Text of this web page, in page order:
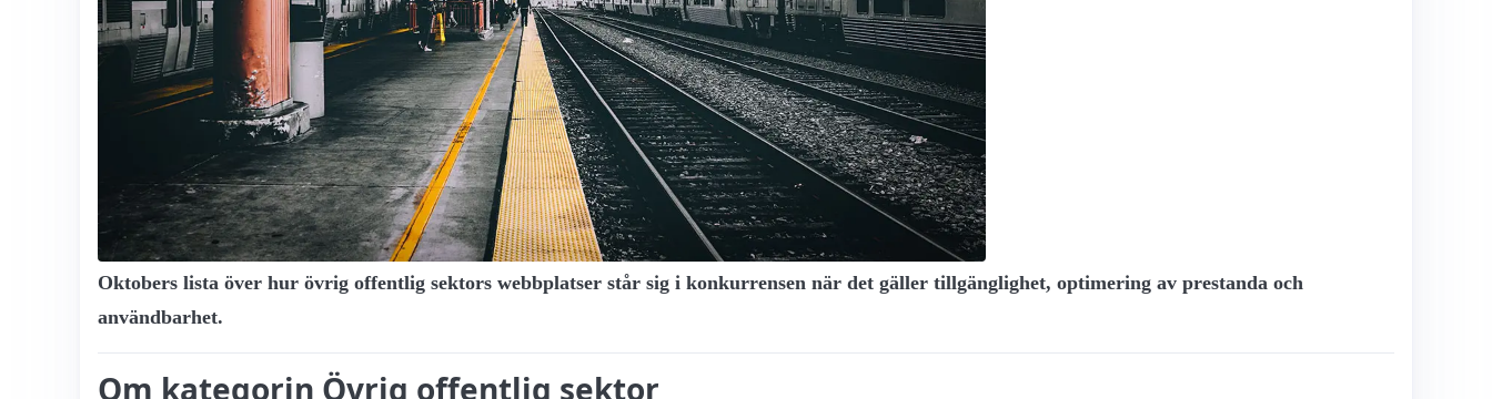
Oktobers lista över hur övrig offentlig sektors webbplatser står sig i konkurrensen när det gäller tillgänglighet, optimering av prestanda och
användbarhet.
Om kategorin Övrig offentlig sektor